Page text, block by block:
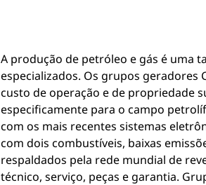
A produção de petróleo e gás é uma
especializados. Os grupos geradores
custo de operação e de propriedade
especificamente para o campo
com os mais recentes sistemas
com dois combustíveis, baixas
respaldados pela rede mundial de
técnico, serviço, peças e garantia.